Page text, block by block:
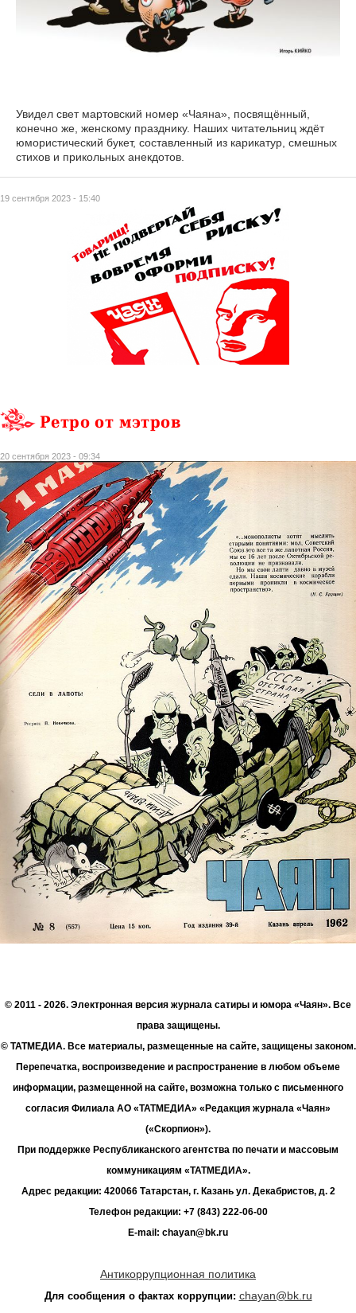
19 сентября 2023 - 15:40
Увидел свет мартовский номер «Чаяна», посвящённый,
конечно же, женскому празднику. Наших читательниц ждёт
юмористический букет, составленный из карикатур, смешных
стихов и прикольных анекдотов.
Ретро от мэтров
20 сентября 2023 - 09:34
© 2011 - 2026. Электронная версия журнала сатиры и юмора «Чаян». Все
права защищены.
© ТАТМЕДИА. Все материалы, размещенные на сайте, защищены законом.
Перепечатка, воспроизведение и распространение в любом объеме
информации, размещенной на сайте, возможна только с письменного
согласия Филиала АО «ТАТМЕДИА» «Редакция журнала «Чаян»
(«Скорпион»).
При поддержке Республиканского агентства по печати и массовым
коммуникациям «ТАТМЕДИА».
Адрес редакции: 420066 Татарстан, г. Казань ул. Декабристов, д. 2
Телефон редакции: +7 (843) 222-06-00
E-mail: chayan@bk.ru
Антикоррупционная политика
Для сообщения о фактах коррупции: chayan@bk.ru